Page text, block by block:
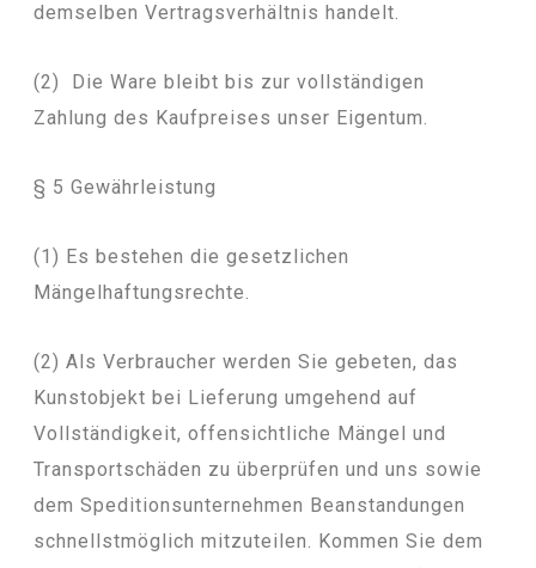
demselben Vertragsverhältnis handelt.
(2) Die Ware bleibt bis zur vollständigen
Zahlung des Kaufpreises unser Eigentum.
§ 5 Gewährleistung
(1) Es bestehen die gesetzlichen
Mängelhaftungsrechte.
(2) Als Verbraucher werden Sie gebeten, das
Kunstobjekt bei Lieferung umgehend auf
Vollständigkeit, offensichtliche Mängel und
Transportschäden zu überprüfen und uns sowie
dem Speditionsunternehmen Beanstandungen
schnellstmöglich mitzuteilen. Kommen Sie dem